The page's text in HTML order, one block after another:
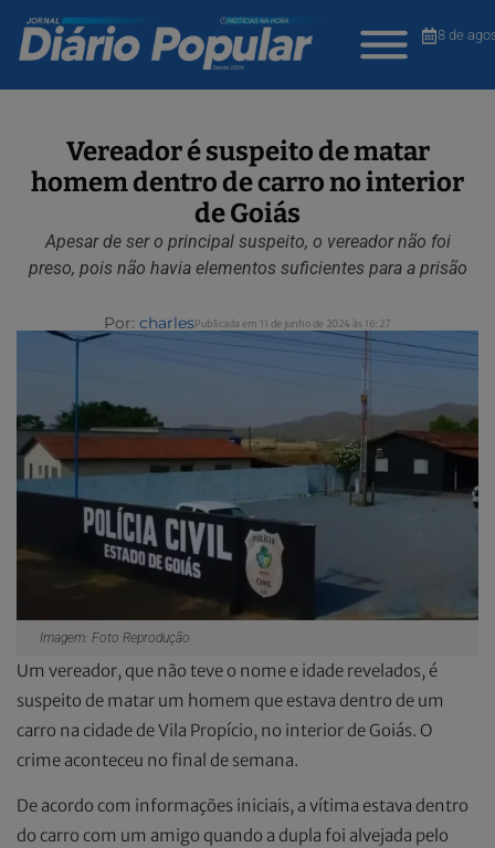
8 de
Vereador é suspeito de matar
homem dentro de carro no interior
de Goiás
Apesar de ser o principal suspeito, o vereador não foi
preso, pois não havia elementos suficientes para a prisão
Por: charlesPublicada em 11 de junho de 2024 às 16:27
Imagem: Foto Reprodução
Um vereador, que não teve o nome e idade revelados, é
suspeito de matar um homem que estava dentro de um
carro na cidade de Vila Propício, no interior de Goiás. O
crime aconteceu no final de semana.
De acordo com informações iniciais, a vítima estava dentro
do carro com um amigo quando a dupla foi alvejada pelo